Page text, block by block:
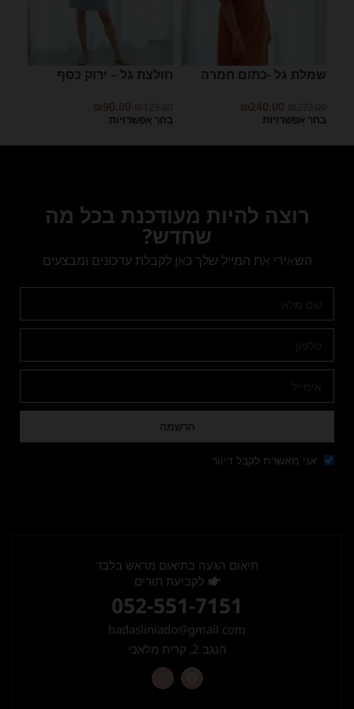
שמלת גל -כתום חמרה
₪279.00
₪240.00
בחר אפשרויות
חולצת גל – ירוק כסף
₪129.00
₪90.00
בחר אפשרויות
רוצה להיות מעודכנת בכל מה
שחדש?
השאירי את המייל שלך כאן לקבלת עדכונים ומבצעים
אני מאשרת לקבל דיוור
הרשמה
תיאום הגעה בתיאום מראש בלבד
לקביעת תורים
052-551-7151
hadasliniado@gmail.com
הנגב 2, קרית מלאכי